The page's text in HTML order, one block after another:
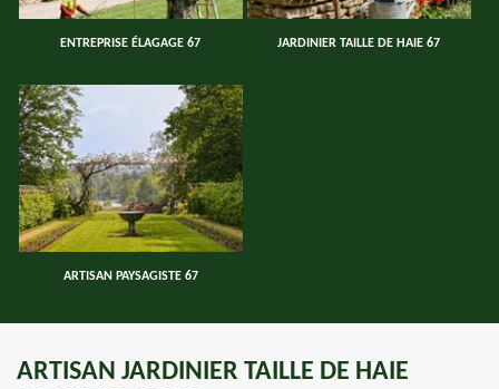
ENTREPRISE ÉLAGAGE 67 JARDINIER TAILLE DE HAIE 67
ARTISAN PAYSAGISTE 67
ARTISAN JARDINIER TAILLE DE HAIE